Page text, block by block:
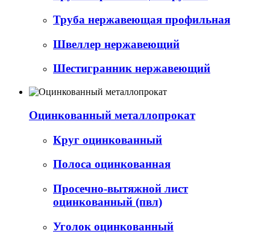
Труба нержавеющая профильная
Швеллер нержавеющий
Шестигранник нержавеющий
Оцинкованный металлопрокат
Круг оцинкованный
Полоса оцинкованная
Просечно-вытяжной лист
оцинкованный (пвл)
Уголок оцинкованный